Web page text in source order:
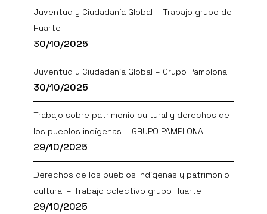
Juventud y Ciudadanía Global – Trabajo grupo de
Huarte
30/10/2025
Juventud y Ciudadanía Global – Grupo Pamplona
30/10/2025
Trabajo sobre patrimonio cultural y derechos de
los pueblos indígenas – GRUPO PAMPLONA
29/10/2025
Derechos de los pueblos indígenas y patrimonio
cultural – Trabajo colectivo grupo Huarte
29/10/2025